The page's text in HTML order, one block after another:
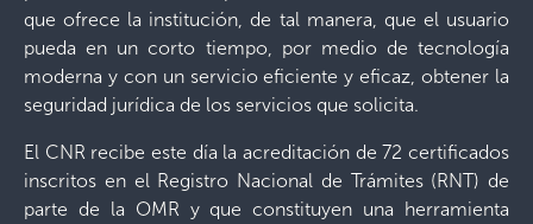
que ofrece la institución, de tal manera, que el usuario
pueda en un corto tiempo, por medio de tecnología
moderna y con un servicio eficiente y eficaz, obtener la
seguridad jurídica de los servicios que solicita.
El CNR recibe este día la acreditación de 72 certificados
inscritos en el Registro Nacional de Trámites (RNT) de
parte de la OMR y que constituyen una herramienta